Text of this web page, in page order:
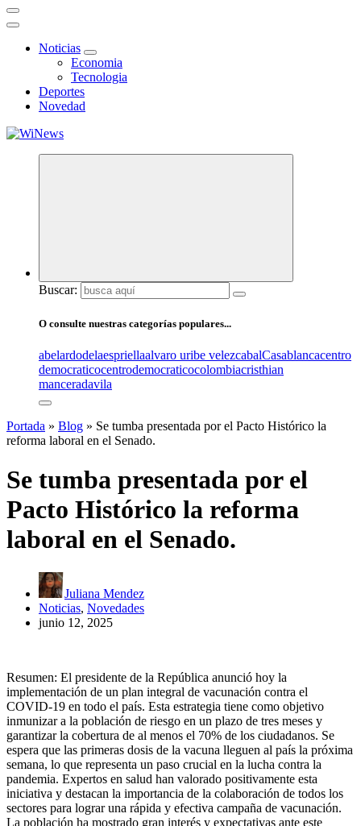
Noticias
Economia
Tecnologia
Deportes
Novedad
Buscar:
O consulte nuestras categorías populares...
abelardodelaespriellaalvaro uribe velezcabalCasablancacentro
democraticocentrodemocraticocolombiacristhian
manceradavila
Portada » Blog » Se tumba presentada por el Pacto Histórico la
reforma laboral en el Senado.
Se tumba presentada por el
Pacto Histórico la reforma
laboral en el Senado.
Juliana Mendez
Noticias, Novedades
junio 12, 2025
Resumen: El presidente de la República anunció hoy la
implementación de un plan integral de vacunación contra el
COVID-19 en todo el país. Esta estrategia tiene como objetivo
inmunizar a la población de riesgo en un plazo de tres meses y
garantizar la cobertura de al menos el 70% de los ciudadanos. Se
espera que las primeras dosis de la vacuna lleguen al país la próxima
semana, lo que representa un paso crucial en la lucha contra la
pandemia. Expertos en salud han valorado positivamente esta
iniciativa y destacan la importancia de la colaboración de todos los
sectores para lograr una rápida y efectiva campaña de vacunación.
La población ha mostrado gran interés y expectativas ante este